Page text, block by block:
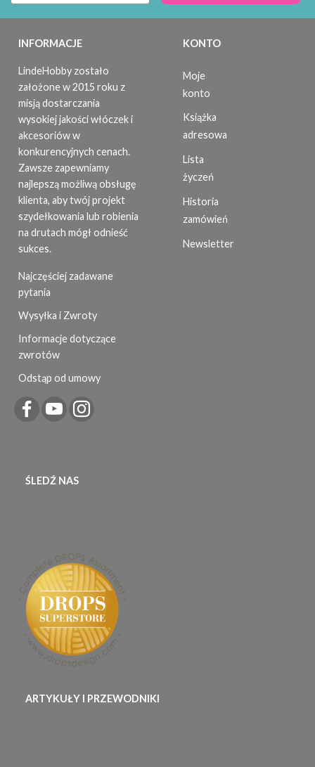
INFORMACJE
LindeHobby zostało
założone w 2015 roku z
misją dostarczania
wysokiej jakości włóczek i
akcesoriów w
konkurencyjnych cenach.
Zawsze zapewniamy
najlepszą możliwą obsługę
klienta, aby twój projekt
szydełkowania lub robienia
na drutach mógł odnieść
sukces.
Najczęściej zadawane
pytania
Wysyłka i Zwroty
Informacje dotyczące
zwrotów
Odstąp od umowy
KONTO
Moje
konto
Książka
adresowa
Lista
życzeń
Historia
zamówień
Newsletter
ŚLEDŹ NAS
ARTYKUŁY I PRZEWODNIKI